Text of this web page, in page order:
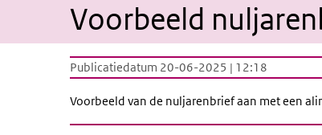
Voorbeeld
Publicatiedatum 20-06-2025 | 12:18
Voorbeeld van de nuljarenbrief aan met een